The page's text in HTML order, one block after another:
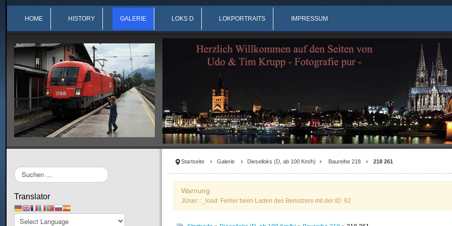
HOME HISTORY GALERIE LOKS D LOKPORTRAITS IMPRESSUM
Startseite Galerie Dieselloks (D, ab 100 Km/h) Baureihe 218 218 261
Warnung
JUser: :_load: Fehler beim Laden des Benutzers mit der ID: 62
Suchen
...
Translator